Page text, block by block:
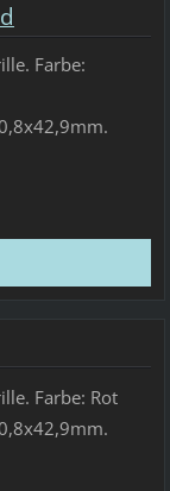
Farbe:
Farbe: Rot